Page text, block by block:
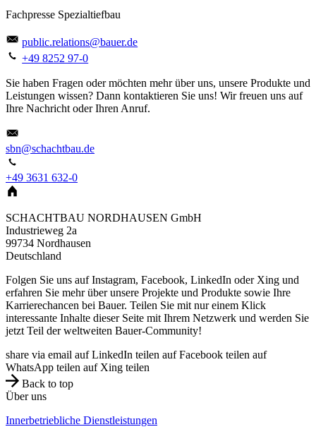
Fachpresse Spezialtiefbau
public.relations@bauer.de
+49 8252 97-0
Sie haben Fragen oder möchten mehr über uns, unsere Produkte und
Leistungen wissen? Dann kontaktieren Sie uns! Wir freuen uns auf
Ihre Nachricht oder Ihren Anruf.
sbn@schachtbau.de
+49 3631 632-0
SCHACHTBAU NORDHAUSEN GmbH
Industrieweg 2a
99734 Nordhausen
Deutschland
Folgen Sie uns auf Instagram, Facebook, LinkedIn oder Xing und
erfahren Sie mehr über unsere Projekte und Produkte sowie Ihre
Karrierechancen bei Bauer. Teilen Sie mit nur einem Klick
interessante Inhalte dieser Seite mit Ihrem Netzwerk und werden Sie
jetzt Teil der weltweiten Bauer-Community!
share via email auf LinkedIn teilen auf Facebook teilen auf
WhatsApp teilen auf Xing teilen
Back to top
Über uns
Innerbetriebliche Dienstleistungen